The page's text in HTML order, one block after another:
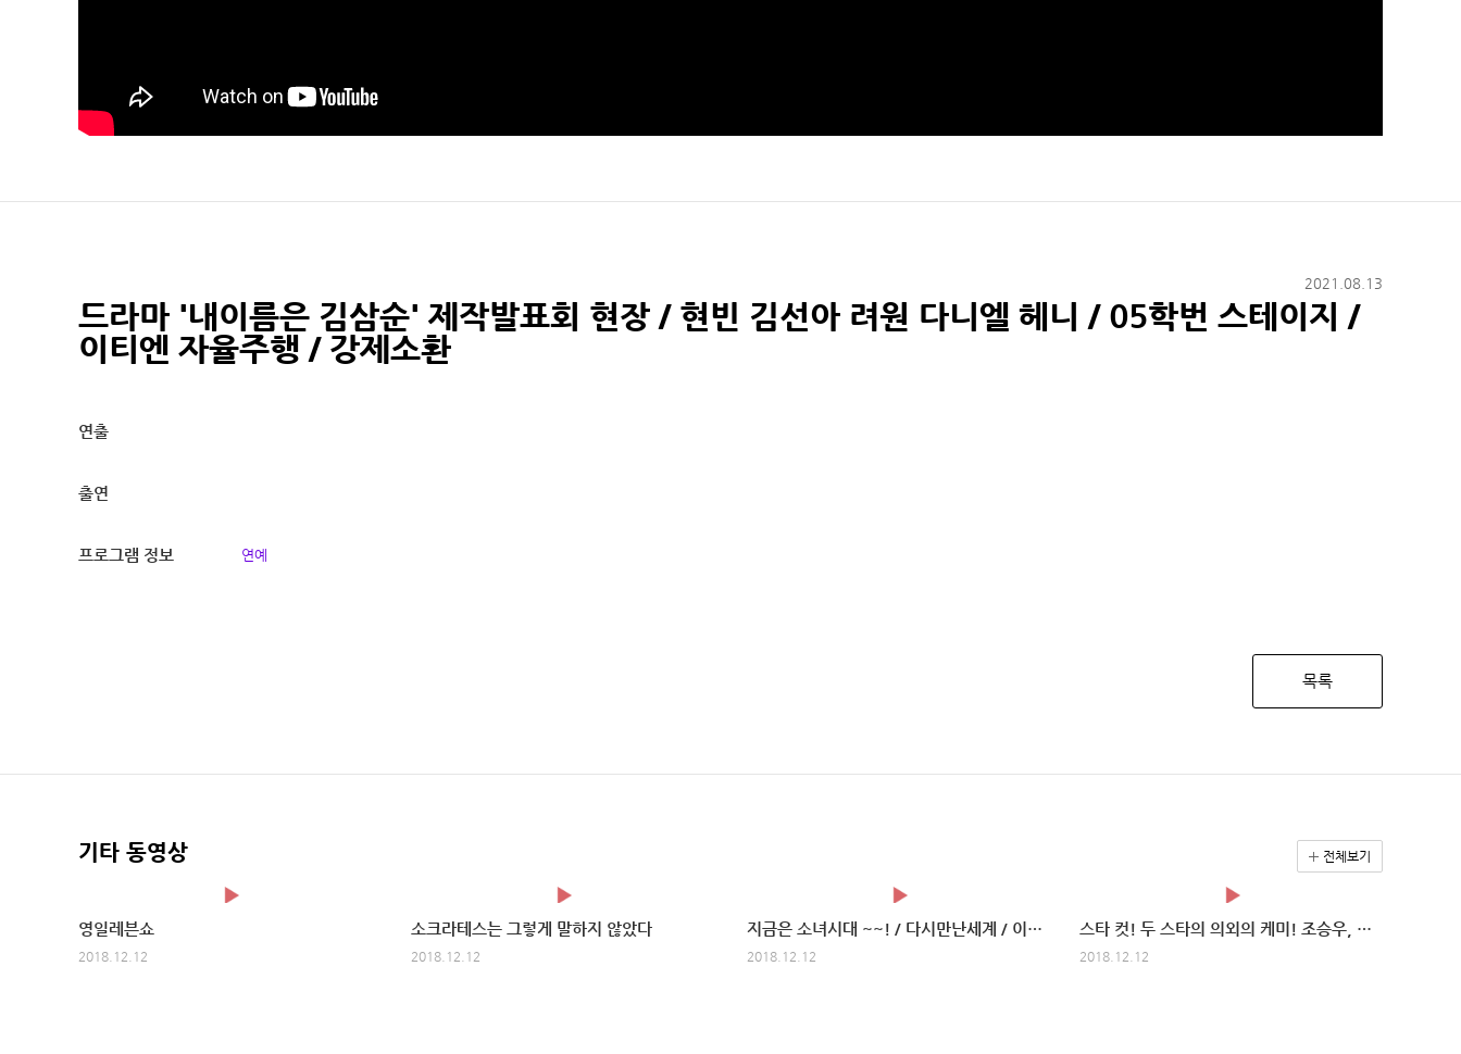
2021.08.13
드라마 '내이름은 김삼순' 제작발표회 현장 / 현빈 김선아 려원 다니엘 헤니 / 05학번 스테이지 /
이티엔 자율주행 / 강제소환
연출
출연
프로그램 정보 연예
목록
기타 동영상 전체보기
영일레븐쇼
2018.12.12
소크라테스는 그렇게 말하지 않았다
2018.12.12
지금은 소녀시대 ~~! / 다시만난세계 / 이티엔 자율주행 / 강제소환
2018.12.12
스타 컷! 두 스타의 의외의 케미! 조승우, 김태희 촬영 현장
2018.12.12